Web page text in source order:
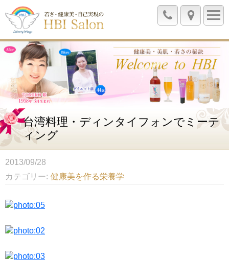
台湾料理・ディンタイフォンでミーテ
ィング
2013/09/28
カテゴリー 健康美を作る栄養学